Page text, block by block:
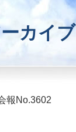
カイブ
報No.3602